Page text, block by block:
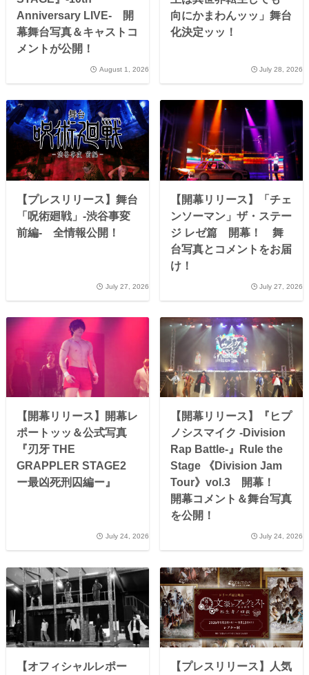
Anniversary LIVE- 開
幕舞台写真＆キャストコ
メントが公開！
August 1, 2026
向にかまわんッッ」舞台
化決定ッッ！
July 28, 2026
【プレスリリース】舞台
「呪術廻戦」-渋谷事変
前編- 全情報公開！
July 27, 2026
【開幕リリース】「チェ
ンソーマン」ザ・ステー
ジ レゼ篇 開幕！ 舞
台写真とコメントをお届
け！
July 27, 2026
【開幕リリース】開幕レ
ポートッッ＆公式写真
『刃牙 THE
GRAPPLER STAGE2
ー最凶死刑囚編ー』
July 24, 2026
【開幕リリース】『ヒプ
ノシスマイク -Division
Rap Battle-』Rule the
Stage 《Division Jam
Tour》vol.3 開幕！
開幕コメント＆舞台写真
を公開！
July 24, 2026
【オフィシャルレポー
【プレスリリース】人気